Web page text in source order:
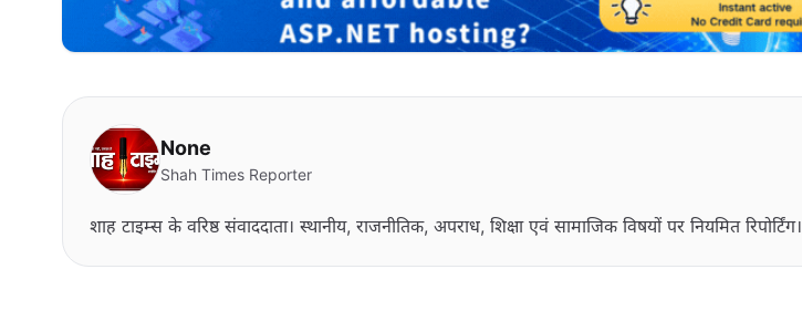
None
Shah Times Reporter
शाह टाइम्स के वरिष्ठ संवाददाता। स्थानीय, राजनीतिक, अपराध, शिक्षा एवं सामाजिक विषयों पर नियमित रिपोर्टिंग।